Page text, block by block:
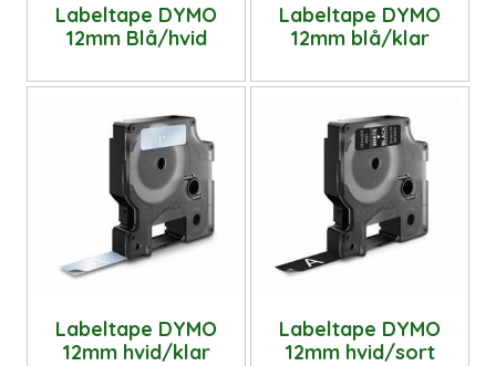
Labeltape DYMO
12mm Blå/hvid
Labeltape DYMO
12mm blå/klar
Labeltape DYMO
12mm hvid/klar
Labeltape DYMO
12mm hvid/sort